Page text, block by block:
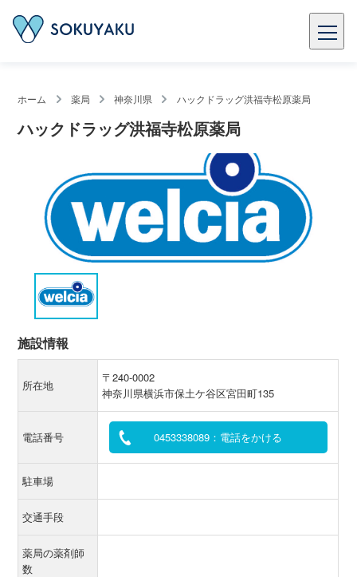
ホーム 薬局 神奈川県 ハックドラッグ洪福寺松原薬局
ハックドラッグ洪福寺松原薬局
施設情報
所在地
〒240-0002
神奈川県横浜市保土ケ谷区宮田町135
電話番号 0453338089：電話をかける
駐車場
交通手段
薬局の薬剤師
数